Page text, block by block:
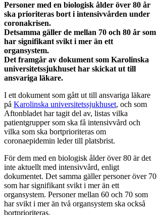
Personer med en biologisk ålder över 80 år
ska prioriteras bort i intensivvården under
coronakrisen.
Detsamma gäller de mellan 70 och 80 år som
har signifikant svikt i mer än ett
organsystem.
Det framgår av dokument som Karolinska
universitetssjukhuset har skickat ut till
ansvariga läkare.
I ett dokument som gått ut till ansvariga läkare
på Karolinska universitetssjukhuset, och som
Aftonbladet har tagit del av, listas vilka
patientgrupper som ska få intensivvård och
vilka som ska bortprioriteras om
coronaepidemin leder till platsbrist.
För dem med en biologisk ålder över 80 är det
inte aktuellt med intensivvård, enligt
dokumentet. Det samma gäller personer över 70
som har signifikant svikt i mer än ett
organsystem. Personer mellan 60 och 70 som
har svikt i mer än två organsystem ska också
bortprioriteras.